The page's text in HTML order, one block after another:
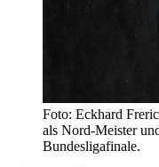
Foto: Eckhard
als Nord-Meister
Bundesligafinale.